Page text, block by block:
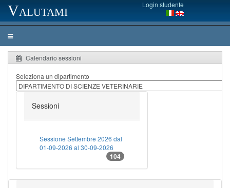
Valutami Login studente
Calendario sessioni
Seleziona un dipartimento
Sessioni
Sessione Settembre 2026 dal
01-09-2026 al 30-09-2026
104